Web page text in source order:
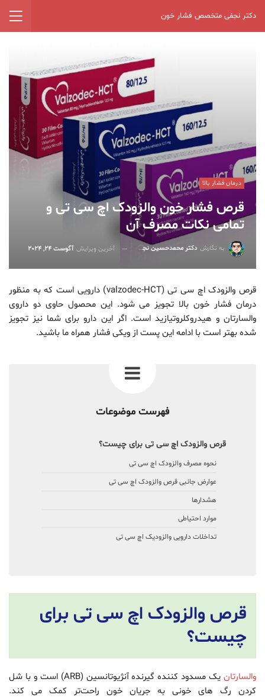
دکتر نجفی متخصص فشار خون
درمان فشار بالا
قرص فشار خون والزودک اچ سی تی و
تمامی نکات مصرف آن
به نگارش دکتر محمدحسین نجفی آخرین ویرایش آگوست 24, 2024
قرص والزودک اچ سی تی (valzodec-HCT) دارویی است که به منظور
درمان فشار خون بالا تجویز می شود. این محصول حاوی دو داروی
والسارتان و هیدروکلروتیازید است. اگر این دارو برای شما نیز تجویز
شده بهتر است با ادامه این پست از ویکی فشار همراه ما باشید.
فهرست موضوعات
قرص والزودک اچ سی تی برای چیست؟
نحوه مصرف والزودک اچ سی تی
عوارض جانبی قرص والزودک اچ سی تی
هشدارها
موارد احتیاطی
تداخلات دارویی والزودیک اچ سی تی
قرص والزودک اچ سی تی برای
چیست؟
والسارتان
یک مسدود کننده گیرنده آنژیوتانسین (ARB) است و با شل
کردن رگ های خونی به جریان خون راحت‌تر کمک می کند.